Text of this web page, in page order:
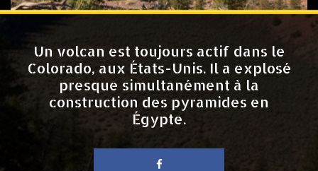
Un volcan est toujours actif dans le
Colorado, aux États-Unis. Il a explosé
presque simultanément à la
construction des pyramides en
Égypte.